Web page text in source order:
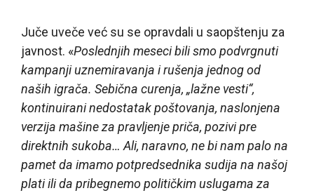
Juče uveče već su se opravdali u saopštenju za
javnost. «Poslednjih meseci bili smo podvrgnuti
kampanji uznemiravanja i rušenja jednog od
naših igrača. Sebična curenja, „lažne vesti“,
kontinuirani nedostatak poštovanja, naslonjena
verzija mašine za pravljenje priča, pozivi pre
direktnih sukoba… Ali, naravno, ne bi nam palo na
pamet da imamo potpredsednika sudija na našoj
plati ili da pribegnemo političkim uslugama za